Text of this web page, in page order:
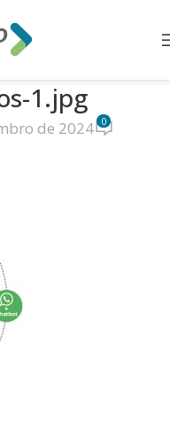
1.jpg
de 2024 0